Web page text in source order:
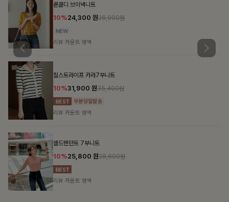
론클디 브이넥니트
10%24,300 원26,900원
리뷰 카운트 영역
칠스트라이프 카라7부니트
10%31,900 원35,400원
리뷰 카운트 영역
셀드펜던트 7부니트
10%25,800 원28,600원
리뷰 카운트 영역